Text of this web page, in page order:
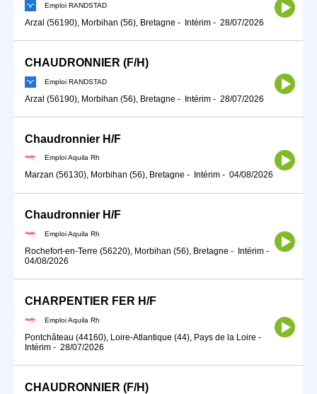
Emploi RANDSTAD
Arzal (56190), Morbihan (56), Bretagne - Intérim - 28/07/2026
CHAUDRONNIER (F/H)
Emploi RANDSTAD
Arzal (56190), Morbihan (56), Bretagne - Intérim - 28/07/2026
Chaudronnier H/F
Emploi Aquila Rh
Marzan (56130), Morbihan (56), Bretagne - Intérim - 04/08/2026
Chaudronnier H/F
Emploi Aquila Rh
Rochefort-en-Terre (56220), Morbihan (56), Bretagne - Intérim -
04/08/2026
CHARPENTIER FER H/F
Emploi Aquila Rh
Pontchâteau (44160), Loire-Atlantique (44), Pays de la Loire -
Intérim - 28/07/2026
CHAUDRONNIER (F/H)